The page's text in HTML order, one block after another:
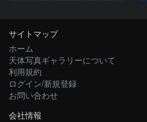
サイトマップ
ホーム
天体写真ギャラリーについて
利用規約
ログイン/新規登録
お問い合わせ
会社情報